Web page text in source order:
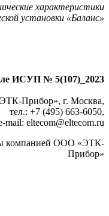
характеристики
установки «Баланс»
ИСУП № 5(107)_2023
Прибор», г. Москва,
тел.: +7 (495) 663-6050,
mail: eltecom@eltecom.ru
компанией ООО «ЭТК-
Прибор»